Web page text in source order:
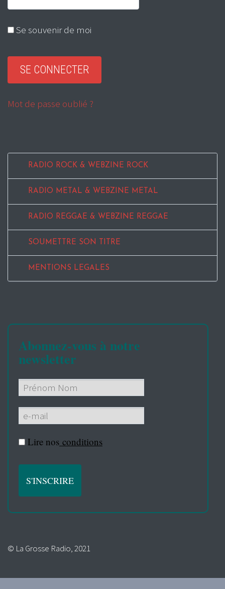
Se souvenir de moi
Mot de passe oublié ?
RADIO ROCK & WEBZINE ROCK
RADIO METAL & WEBZINE METAL
RADIO REGGAE & WEBZINE REGGAE
SOUMETTRE SON TITRE
MENTIONS LEGALES
Abonnez-vous à notre
newsletter
Lire nos conditions
© La Grosse Radio, 2021